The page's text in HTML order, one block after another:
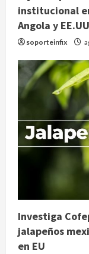
institucional
Angola y
soporteinfix
Investiga
jalapeños
en EU